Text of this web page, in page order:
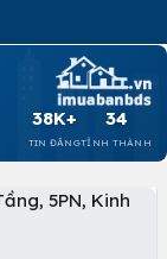
38K+
TIN ĐĂNG
34
TỈNH THÀNH